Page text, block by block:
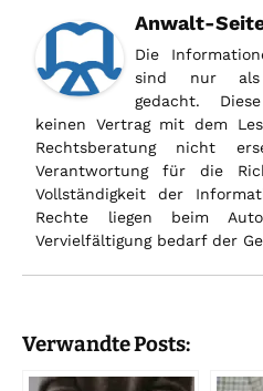
Anwalt-
Die
sind nur als
gedacht.
keinen Vertrag mit dem
Rechtsberatung nicht
Verantwortung für die
Vollständigkeit der
Rechte liegen beim
Vervielfältigung bedarf der
Verwandte Posts: